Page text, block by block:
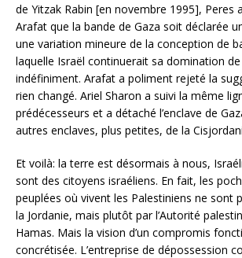
de Yitzak Rabin [en novembre 1995], Peres
Arafat que la bande de Gaza soit déclarée
une variation mineure de la conception de
laquelle Israël continuerait sa domination
indéfiniment. Arafat a poliment rejeté la
rien changé. Ariel Sharon a suivi la même
prédécesseurs et a détaché l’enclave de
autres enclaves, plus petites, de la
Et voilà: la terre est désormais à nous,
sont des citoyens israéliens. En fait, les
peuplées où vivent les Palestiniens ne sont
la Jordanie, mais plutôt par l’Autorité
Hamas. Mais la vision d’un compromis
concrétisée. L’entreprise de dépossession